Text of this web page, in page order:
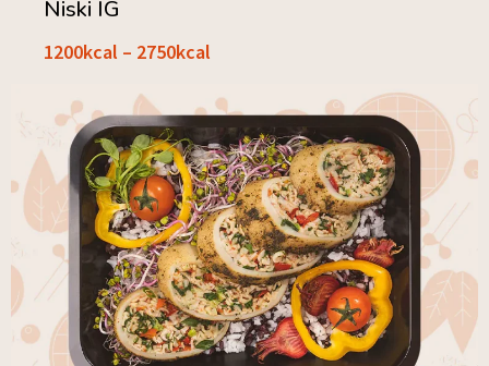
Niski IG
1200kcal – 2750kcal